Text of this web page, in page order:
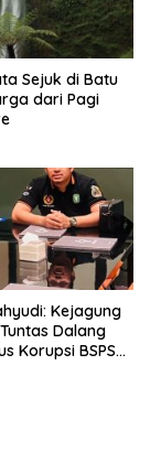
Sejuk di Batu
dari Pagi
Kejagung
Dalang
Korupsi BSPS